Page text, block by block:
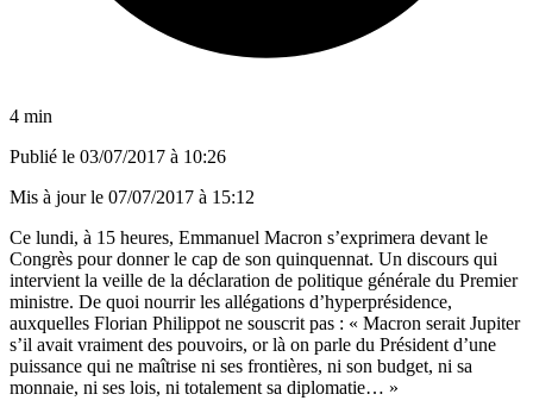
4 min
Publié le 03/07/2017 à 10:26
Mis à jour le 07/07/2017 à 15:12
Ce lundi, à 15 heures, Emmanuel Macron s’exprimera devant le
Congrès pour donner le cap de son quinquennat. Un discours qui
intervient la veille de la déclaration de politique générale du Premier
ministre. De quoi nourrir les allégations d’hyperprésidence,
auxquelles Florian Philippot ne souscrit pas : « Macron serait Jupiter
s’il avait vraiment des pouvoirs, or là on parle du Président d’une
puissance qui ne maîtrise ni ses frontières, ni son budget, ni sa
monnaie, ni ses lois, ni totalement sa diplomatie… »